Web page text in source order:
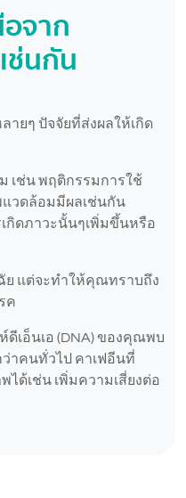
จาก
นกัน
ลายๆ ปัจจัยที่ส่งผลให้เกิด
เช่น พฤติกรรมการใช้
วดล้อมมีผลเช่นกัน
กิดภาวะนั้นๆเพิ่มขึ้นหรือ
ย แต่จะทำให้คุณทราบถึง
ค
ดีเอ็นเอ (DNA) ของคุณพบ
ว่าคนทั่วไป คาเฟอีนที่
ได้เช่น เพิ่มความเสี่ยงต่อ